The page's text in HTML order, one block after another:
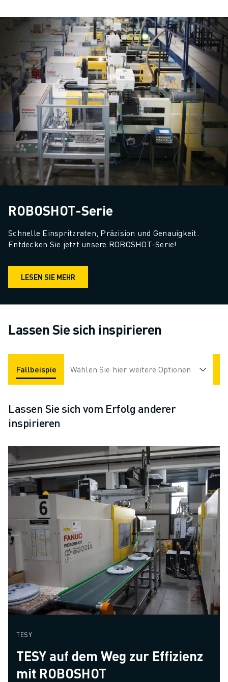
ROBOSHOT-Serie
Schnelle Einspritzraten, Präzision und Genauigkeit.
Entdecken Sie jetzt unsere ROBOSHOT-Serie!
LESEN SIE MEHR
Lassen Sie sich inspirieren
Fallbeispiele Applikationen Branchen
Wählen Sie hier weitere Optionen
Lassen Sie sich vom Erfolg anderer
inspirieren
TESY
TESY auf dem Weg zur Effizienz
mit ROBOSHOT